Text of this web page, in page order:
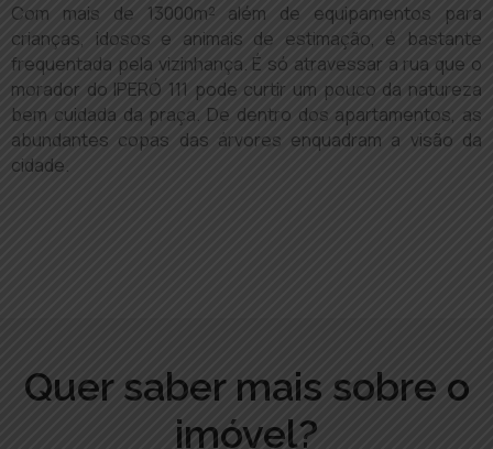
Com mais de 13000m² além de equipamentos para
crianças, idosos e animais de estimação, é bastante
frequentada pela vizinhança. É só atravessar a rua que o
morador do IPERÓ 111 pode curtir um pouco da natureza
bem cuidada da praça. De dentro dos apartamentos, as
abundantes copas das árvores enquadram a visão da
cidade.
Quer saber mais sobre o
imóvel?